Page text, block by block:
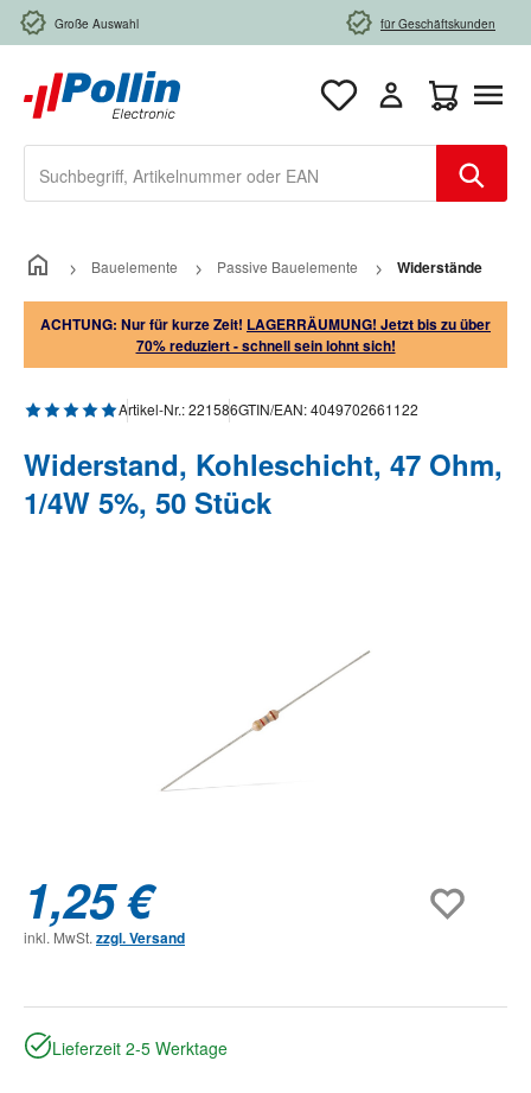
Zum Hauptinhalt springen
Große Auswahl für Geschäftskunden
Bauelemente Passive Bauelemente Widerstände
ACHTUNG: Nur für kurze Zeit! LAGERRÄUMUNG! Jetzt bis zu über
70% reduziert - schnell sein lohnt sich!
Durchschnittliche Bewertung von 5 von 5 Sternen
Artikel-Nr.:221586GTIN/EAN:4049702661122
Widerstand, Kohleschicht, 47 Ohm,
1/4W 5%, 50 Stück
1,25 €
inkl. MwSt. zzgl. Versand
Lieferzeit 2-5 Werktage